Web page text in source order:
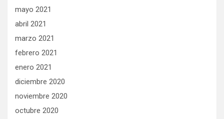
mayo 2021
abril 2021
marzo 2021
febrero 2021
enero 2021
diciembre 2020
noviembre 2020
octubre 2020